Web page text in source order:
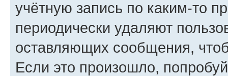
учётную запись по каким-то
периодически удаляют
оставляющих сообщения,
Если это произошло,